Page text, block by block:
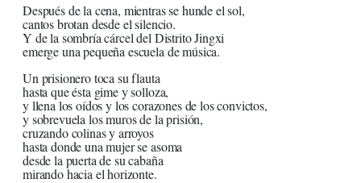
Después de la cena, mientras se hunde el sol,
cantos brotan desde el silencio.
Y de la sombría cárcel del Distrito Jingxi
emerge una pequeña escuela de música.
Un prisionero toca su flauta
hasta que ésta gime y solloza,
y llena los oídos y los corazones de los convictos,
y sobrevuela los muros de la prisión,
cruzando colinas y arroyos
hasta donde una mujer se asoma
desde la puerta de su cabaña
mirando hacia el horizonte.